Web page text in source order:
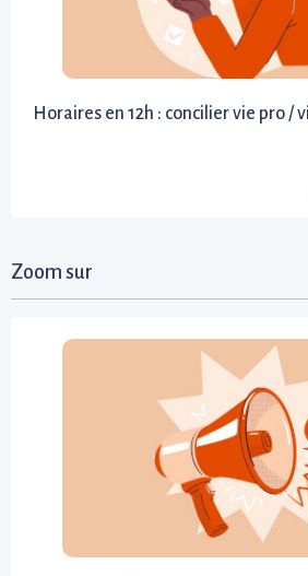
Horaires en 12h : concilier vie pro /
Zoom sur